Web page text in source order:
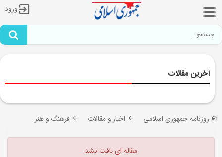
ورود
آخرین مقالات
فرهنگ و هنر اخبار و مقالات روزنامه جمهوری اسلامی
مقاله ای یافت نشد